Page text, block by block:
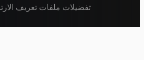
تفضيلات ملفات تعريف الارتباط